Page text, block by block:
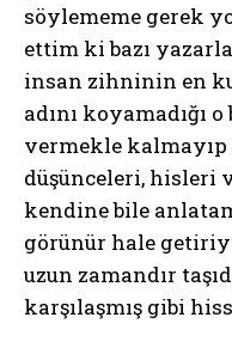
söylememe gerek
ettim ki bazı
insan zihninin en
adını koyamadığı
vermekle kalmayıp
düşünceleri, hisleri
kendine bile
görünür hale
uzun zamandır
karşılaşmış gibi